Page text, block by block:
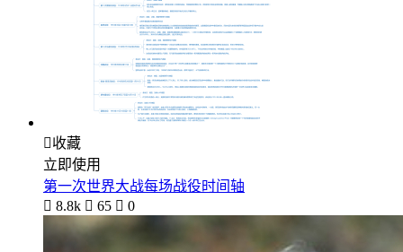
收藏
立即使用
第一次世界大战每场战役时间轴
 8.8k  65  0